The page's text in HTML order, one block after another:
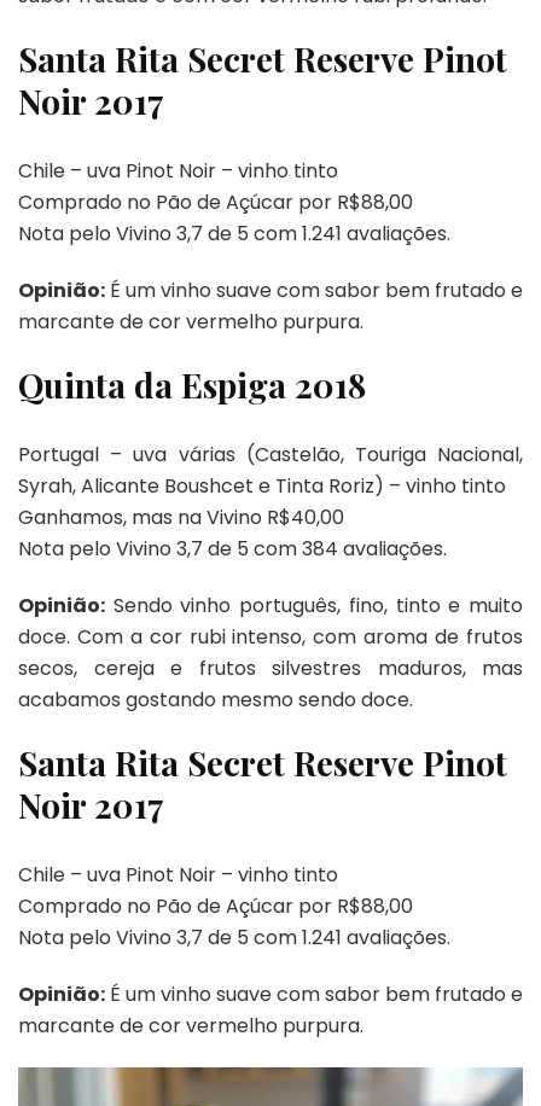
Santa Rita Secret Reserve Pinot
Noir 2017
Chile – uva Pinot Noir – vinho tinto
Comprado no Pão de Açúcar por R$88,00
Nota pelo Vivino 3,7 de 5 com 1.241 avaliações.
Opinião: É um vinho suave com sabor bem frutado e
marcante de cor vermelho purpura.
Quinta da Espiga 2018
Portugal – uva várias (Castelão, Touriga Nacional,
Syrah, Alicante Boushcet e Tinta Roriz) – vinho tinto
Ganhamos, mas na Vivino R$40,00
Nota pelo Vivino 3,7 de 5 com 384 avaliações.
Opinião: Sendo vinho português, fino, tinto e muito
doce. Com a cor rubi intenso, com aroma de frutos
secos, cereja e frutos silvestres maduros, mas
acabamos gostando mesmo sendo doce.
Santa Rita Secret Reserve Pinot
Noir 2017
Chile – uva Pinot Noir – vinho tinto
Comprado no Pão de Açúcar por R$88,00
Nota pelo Vivino 3,7 de 5 com 1.241 avaliações.
Opinião: É um vinho suave com sabor bem frutado e
marcante de cor vermelho purpura.